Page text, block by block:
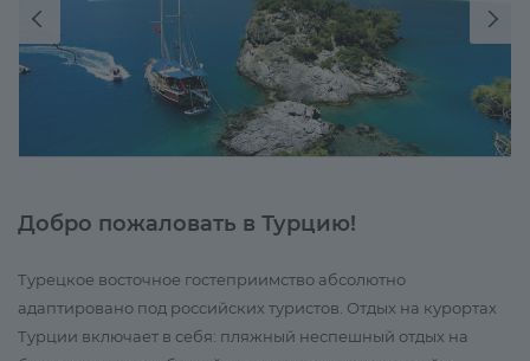
Назад
Далее
Добро пожаловать в Турцию!
Турецкое восточное гостеприимство абсолютно
адаптировано под российских туристов. Отдых на курортах
Турции включает в себя: пляжный неспешный отдых на